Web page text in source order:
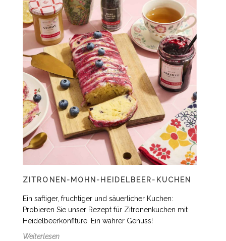
ZITRONEN-MOHN-HEIDELBEER-KUCHEN
Ein saftiger, fruchtiger und säuerlicher Kuchen:
Probieren Sie unser Rezept für Zitronenkuchen mit
Heidelbeerkonfitüre. Ein wahrer Genuss!
Weiterlesen